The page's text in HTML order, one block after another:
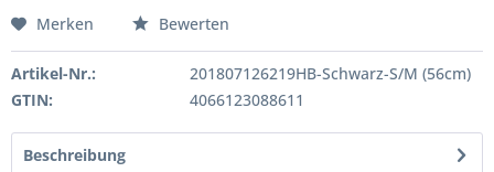
Merken Bewerten
Artikel-Nr.:
201807126219HB-Schwarz-S/M (56cm)
GTIN:
4066123088611
Beschreibung